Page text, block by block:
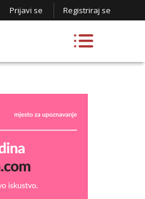
Prijavi se Registriraj se